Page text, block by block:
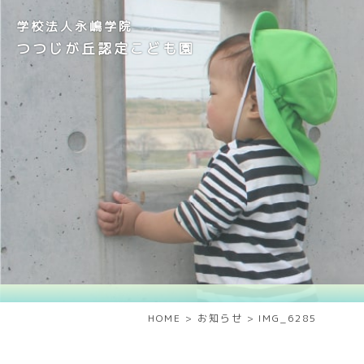
学校法人永嶋学院
つつじが丘認定こども園
HOME > お知らせ > IMG_6285